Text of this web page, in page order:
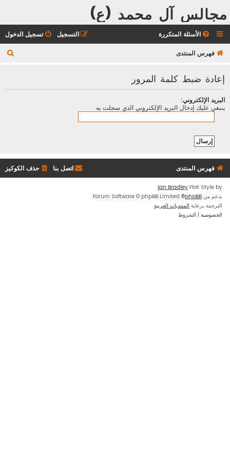
مجالس آل محمد (ع)
الأسئلة المتكررة تسجيل الدخول التسجيل
فهرس المنتدى
إعادة ضبط كلمة المرور
البريد الإلكتروني:
ينبغي عليك إدخال البريد الإلكتروني الذي سجلت به
فهرس المنتدى حذف الكوكيز اتصل بنا
Flat Style by
Ian Bradley
بدعم من phpBB
® Forum Software © phpBB Limited
الترجمة برعاية المنتديات العربية
الخصوصية | الشروط